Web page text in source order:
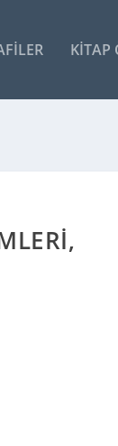
KITAP